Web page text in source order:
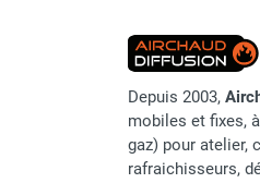
Aérotherme
(détente directe)
Chauffage
gaz
Chauffage
Chauffage
Depuis 2003,
mobiles et fixes,
gaz) pour atelier,
rafraichisseurs,